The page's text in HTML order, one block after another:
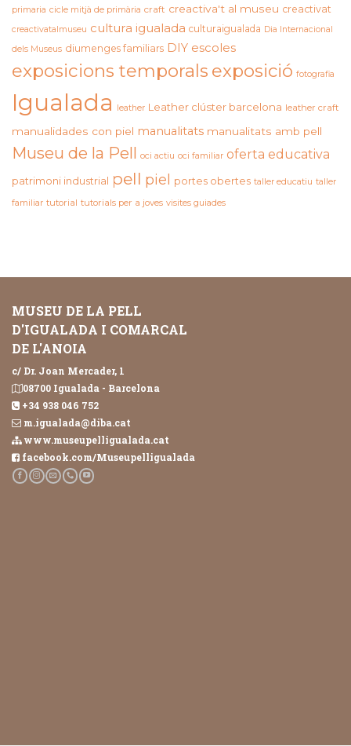
primaria cicle mitjà de primària craft creactiva't al museu creactivat
creactivatalmuseu cultura igualada culturaigualada Dia Internacional
dels Museus diumenges familiars DIY escoles
exposicions temporals exposició fotografia
Igualada leather Leather clúster barcelona leather craft
manualidades con piel manualitats manualitats amb pell
Museu de la Pell oci actiu oci familiar oferta educativa
patrimoni industrial pell piel portes obertes taller educatiu taller
familiar tutorial tutorials per a joves visites guiades
MUSEU DE LA PELL
D'IGUALADA I COMARCAL
DE L'ANOIA
c/ Dr. Joan Mercader, 1
08700 Igualada - Barcelona
+34 938 046 752
m.igualada@diba.cat
www.museupelligualada.cat
facebook.com/Museupelligualada